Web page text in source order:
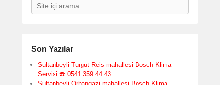
Search
Son Yazılar
Sultanbeyli Turgut Reis mahallesi Bosch Klima
Servisi ☎️ 0541 359 44 43
Sultanbeyli Orhangazi mahallesi Bosch Klima